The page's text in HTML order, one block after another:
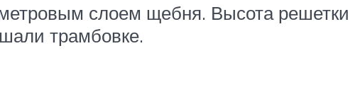
слоем щебня. Высота решетки
трамбовке.